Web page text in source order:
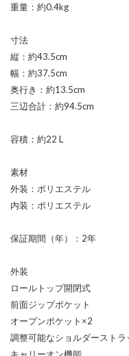
重量：約0.4kg
寸法
縦：約43.5cm
幅：約37.5cm
奥行き：約13.5cm
三辺合計：約94.5cm
容積：約22 L
素材
外装：ポリエステル
内装：ポリエステル
保証期間（年）：2年
外装
ロールトップ開閉式
前面ジップポケット
オープンポケット×2
調整可能なショルダーストラ
キャリーオン機能